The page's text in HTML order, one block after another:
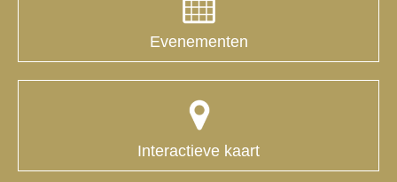
Evenementen
Interactieve kaart